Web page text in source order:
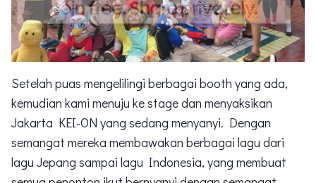
Setelah puas mengelilingi berbagai booth yang ada,
kemudian kami menuju ke stage dan menyaksikan
Jakarta KEI-ON yang sedang menyanyi. Dengan
semangat mereka membawakan berbagai lagu dari
lagu Jepang sampai lagu Indonesia, yang membuat